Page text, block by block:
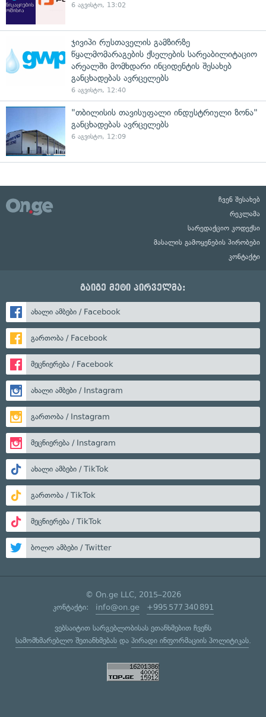
6 აგვისტო, 13:02
ჯივიპი რუსთაველის გამზირზე
წყალმომარაგების ქსელების სარეაბილიტაციო
არეალში მომხდარი ინციდენტის შესახებ
განცხადებას ავრცელებს
6 აგვისტო, 12:40
"თბილისის თავისუფალი ინდუსტრიული ზონა"
განცხადებას ავრცელებს
6 აგვისტო, 12:09
ჩვენ შესახებ
რეკლამა
სარედაქციო კოდექსი
მასალის გამოყენების პირობები
კონტაქტი
გაიგე მეტი პირველმა:
ახალი ამბები / Facebook
გართობა / Facebook
მეცნიერება / Facebook
ახალი ამბები / Instagram
გართობა / Instagram
მეცნიერება / Instagram
ახალი ამბები / TikTok
გართობა / TikTok
მეცნიერება / TikTok
ბოლო ამბები / Twitter
© On.ge LLC, 2015–2026
კონტაქტი: info@on.ge +995 577 340 891
ვებსაიტით სარგებლობისას ეთანხმებით ჩვენს
სამომხმარებლო შეთანხმებასდა პირადი ინფორმაციის პოლიტიკას.